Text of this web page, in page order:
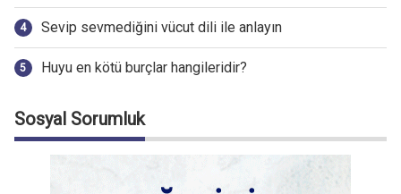
Sevip sevmediğini vücut dili ile anlayın
Huyu en kötü burçlar hangileridir?
Sosyal Sorumluk